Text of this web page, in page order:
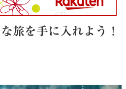
旅を手に入れよう！